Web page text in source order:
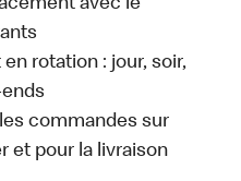
avec le
rotation : jour, soir,
commandes sur
et pour la livraison